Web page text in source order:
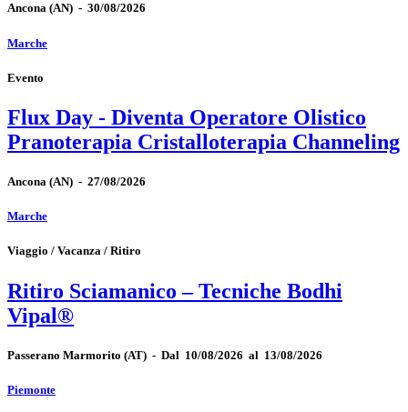
Ancona (AN) - 30/08/2026
Marche
Evento
Flux Day - Diventa Operatore Olistico
Pranoterapia Cristalloterapia Channeling
Ancona (AN) - 27/08/2026
Marche
Viaggio / Vacanza / Ritiro
Ritiro Sciamanico – Tecniche Bodhi
Vipal®
Passerano Marmorito (AT) - Dal 10/08/2026 al 13/08/2026
Piemonte